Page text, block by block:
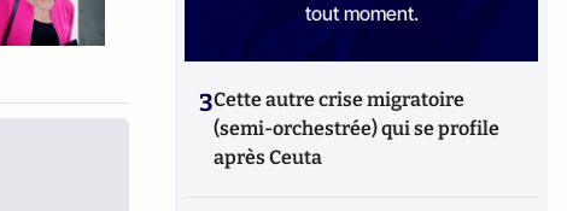
tout moment.
3Cette autre crise migratoire
(semi-orchestrée) qui se profile
après Ceuta